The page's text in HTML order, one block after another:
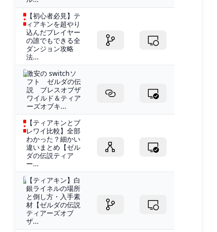
【初心者必見】テ
ィアキンを超やり
込んだプレイヤー
の誰でもできる全
ダンジョン攻略
法...
激安の switchソ
フト ゼルダの伝
説 ブレスオブザ
ワイルド＆ティア
ーズオブキ...
【ティアキンとブ
レワイ比較】全部
わかった？細かい
違いまとめ【ゼル
ダの伝説ティア
ー...
【ティアキン】白
銀ライネルの場所
と倒し方・入手素
材【ゼルダの伝説
ティアーズオブ
ザ...